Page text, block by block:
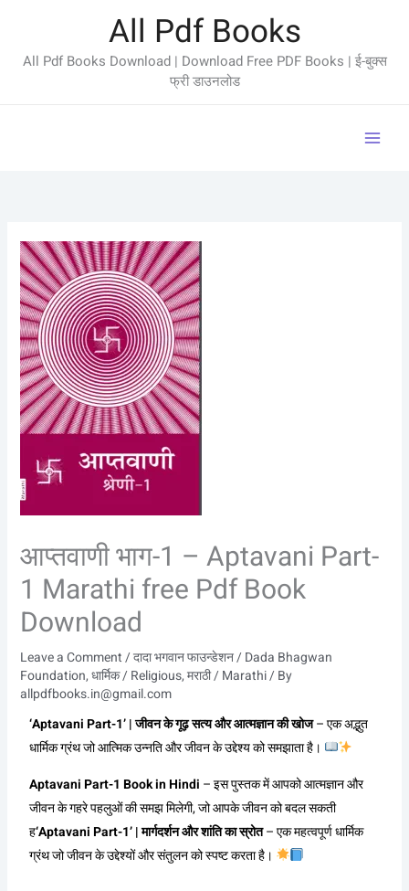
content
All Pdf Books
All Pdf Books Download | Download Free PDF Books | ई-बुक्स
फ्री डाउनलोड
आप्तवाणी भाग-1 – Aptavani Part-
1 Marathi free Pdf Book
Download
Leave a Comment/दादा भगवान फाउन्डेशन / Dada Bhagwan
Foundation,धार्मिक / Religious,मराठी / Marathi/ By
allpdfbooks.in@gmail.com
‘Aptavani Part-1’ | जीवन के गूढ़ सत्य और आत्मज्ञान की खोज– एक अद्भुत
धार्मिक ग्रंथ जो आत्मिक उन्नति और जीवन के उद्देश्य को समझाता है।
Aptavani Part-1 Book in Hindi – इस पुस्तक में आपको आत्मज्ञान और
जीवन के गहरे पहलुओं की समझ मिलेगी, जो आपके जीवन को बदल सकती
ह‘Aptavani Part-1’ | मार्गदर्शन और शांति का स्रोत– एक महत्वपूर्ण धार्मिक
ग्रंथ जो जीवन के उद्देश्यों और संतुलन को स्पष्ट करता है।